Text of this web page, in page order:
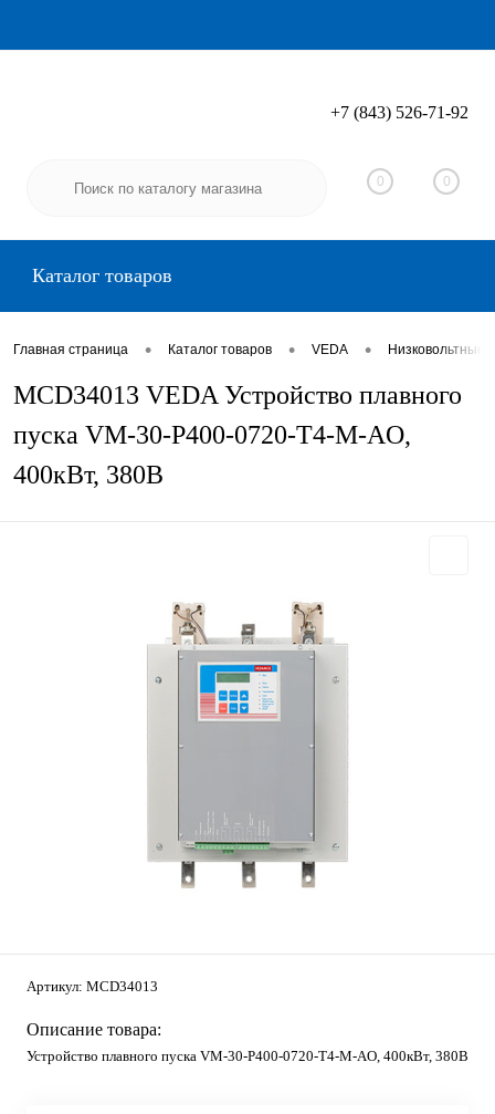
Вход Регистрация
+7 (843) 526-71-92
0 0
Каталог товаров
Главная страница • Каталог товаров • VEDA •
MCD34013 VEDA Устройство плавного
пуска VM-30-P400-0720-T4-M-AO,
400кВт, 380В
Артикул: MCD34013
Описание товара:
Устройство плавного пуска VM-30-P400-0720-T4-M-AO, 400кВт, 380В